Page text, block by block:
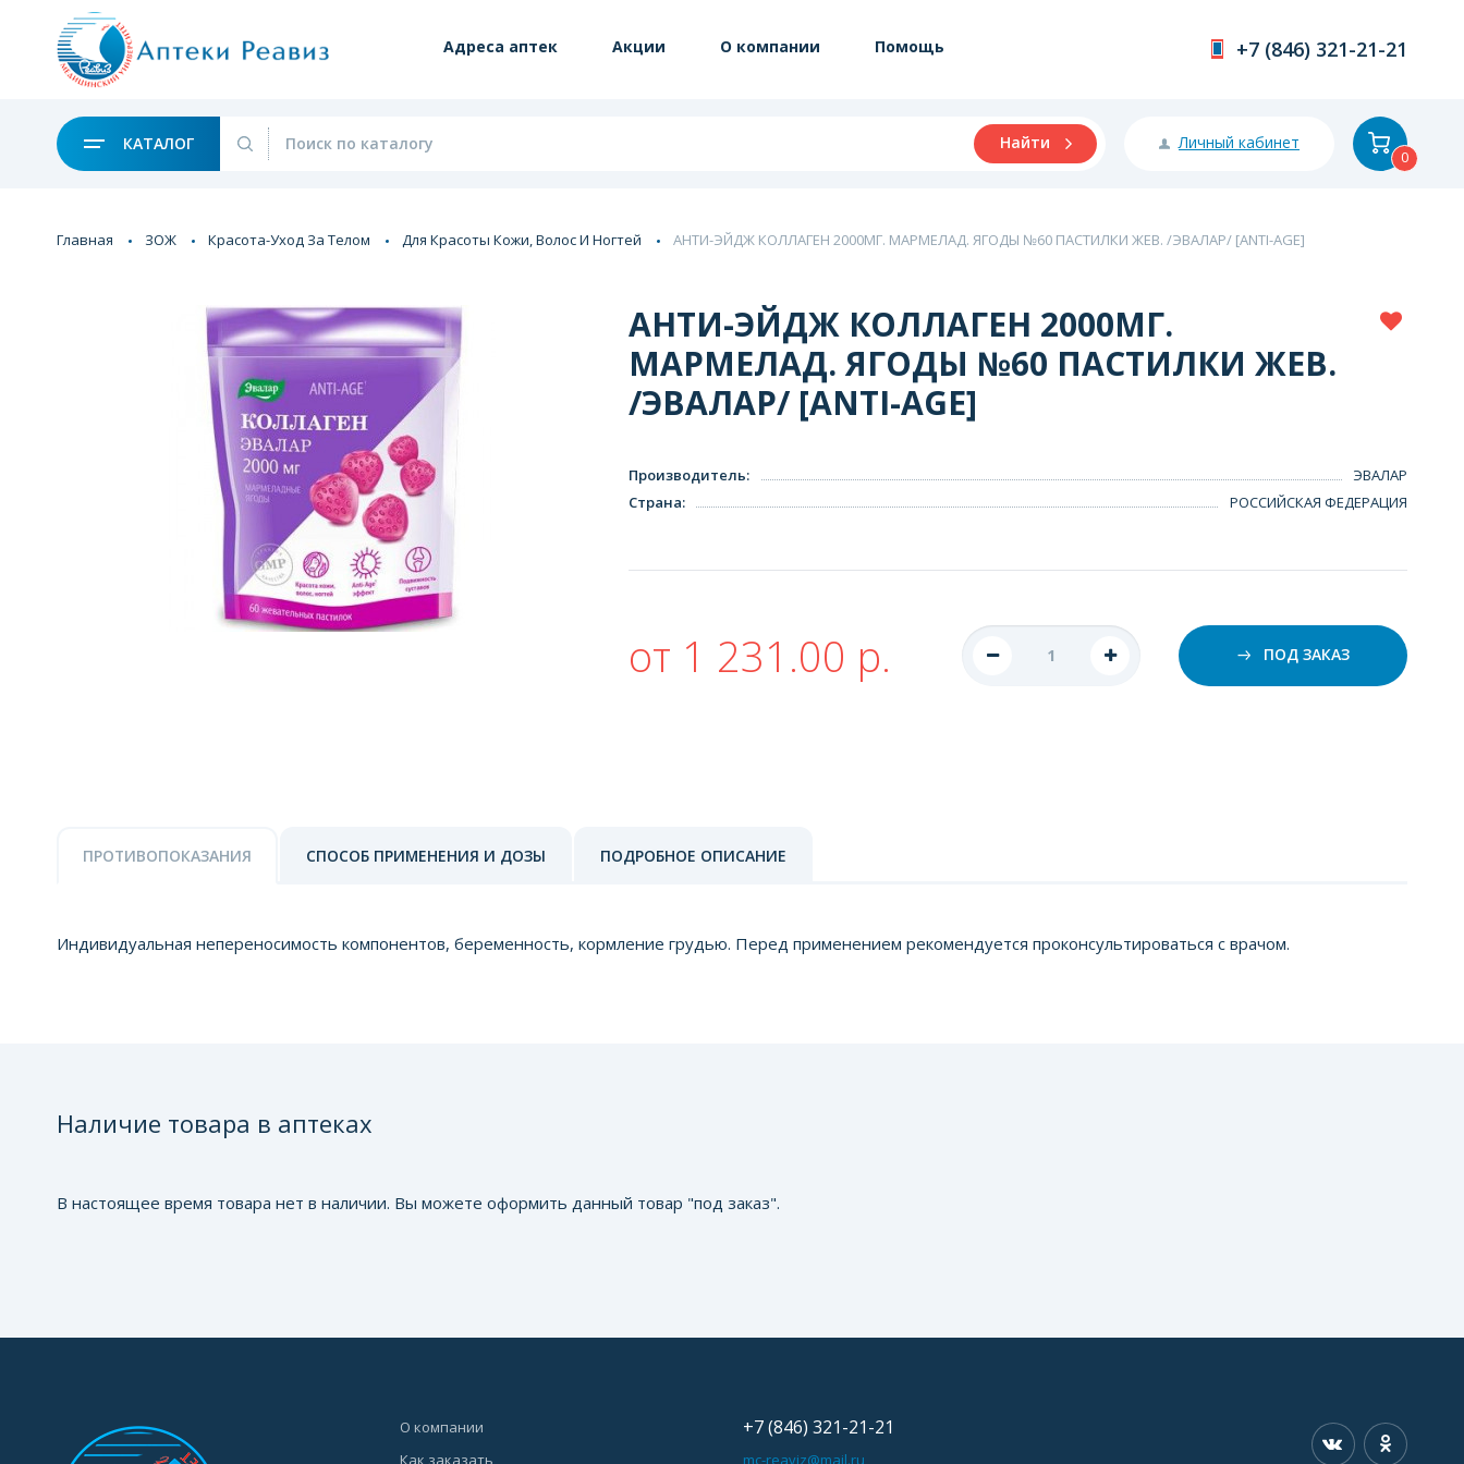
Адреса аптек Акции О компании Помощь +7 (846) 321-21-21
КАТАЛОГ Найти Личный кабинет
0
Главная ЗОЖ Красота-Уход За Телом Для Красоты Кожи, Волос И Ногтей АНТИ-ЭЙДЖ КОЛЛАГЕН 2000МГ. МАРМЕЛАД. ЯГОДЫ №60 ПАСТИЛКИ ЖЕВ. /ЭВАЛАР/ [ANTI-AGE]
АНТИ-ЭЙДЖ КОЛЛАГЕН 2000МГ.
МАРМЕЛАД. ЯГОДЫ №60 ПАСТИЛКИ ЖЕВ.
/ЭВАЛАР/ [ANTI-AGE]
Производитель:
ЭВАЛАР
Страна: РОССИЙСКАЯ ФЕДЕРАЦИЯ
от 1 231.00 р. ПОД ЗАКАЗ
ПРОТИВОПОКАЗАНИЯ СПОСОБ ПРИМЕНЕНИЯ И ДОЗЫ ПОДРОБНОЕ ОПИСАНИЕ
Индивидуальная непереносимость компонентов, беременность, кормление грудью. Перед применением рекомендуется проконсультироваться с врачом.
Наличие товара в аптеках
В настоящее время товара нет в наличии. Вы можете оформить данный товар "под заказ".
О компании
Как заказать
+7 (846) 321-21-21
mc-reaviz@mail.ru